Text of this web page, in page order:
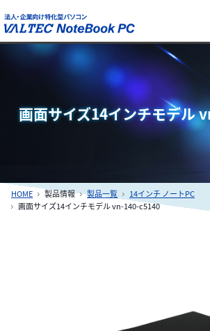
画面サイズ14インチモデル
HOME 製品情報 製品一覧
14インチ ノートPC
画面サイズ14インチモデル vn-140-c5140